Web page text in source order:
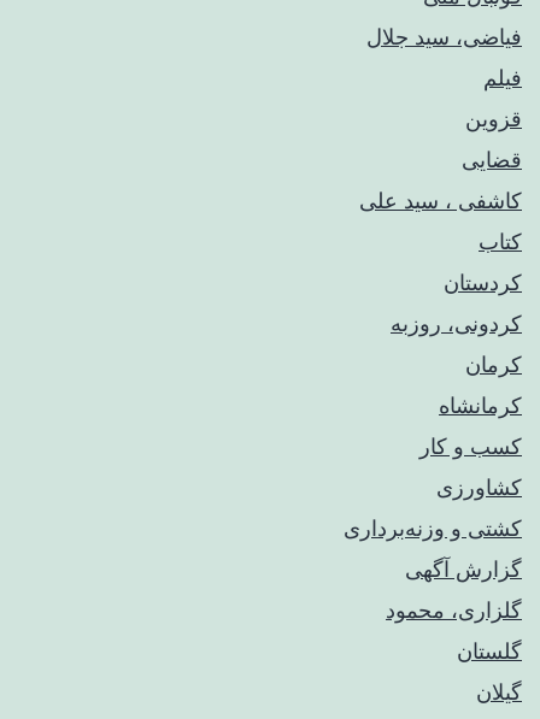
فیاضی، سید جلال
فیلم
قزوین
قضایی
کاشفی ، سید علی
کتاب
کردستان
کردونی، روزبه
کرمان
کرمانشاه
کسب و کار
کشاورزی
کشتی و وزنه‌برداری
گزارش آگهی
گلزاری، محمود
گلستان
گیلان